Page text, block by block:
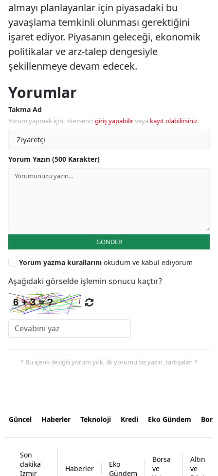
almayı planlayanlar için piyasadaki bu
yavaşlama temkinli olunması gerektiğini
işaret ediyor. Piyasanın geleceği, ekonomik
politikalar ve arz-talep dengesiyle
şekillenmeye devam edecek.
Yorumlar
Takma Ad
Yorum yapmak için, istersenizgiriş yapabilirveya kayıt olabilirsiniz.
Yorum Yazın (500 Karakter)
GÖNDER
Yorum yazma kurallarını okudum ve kabul ediyorum
Aşağıdaki görselde işlemin sonucu kaçtır?
* Bu içerik ile ilgili yorum yok, ilk yorumu siz yazın, tartışalım *
Güncel Haberler Teknoloji Kredi Eko Gündem
Son
dakika
İzmir
Haberler
Eko
Gündem
Borsa
ve
Altın
ve